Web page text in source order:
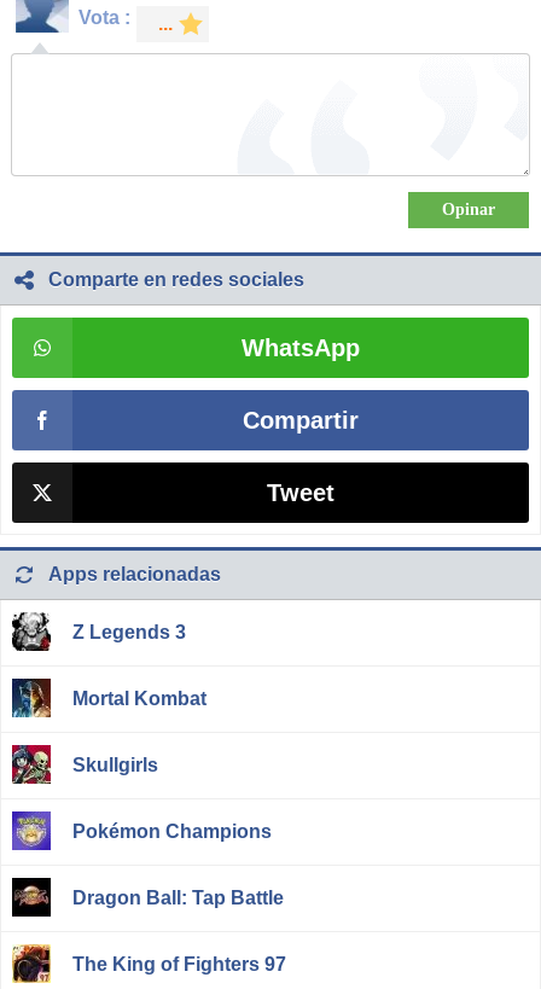
Vota :
Comparte en redes sociales
WhatsApp
Compartir
Tweet
Apps relacionadas
Z Legends 3
Mortal Kombat
Skullgirls
Pokémon Champions
Dragon Ball: Tap Battle
The King of Fighters 97